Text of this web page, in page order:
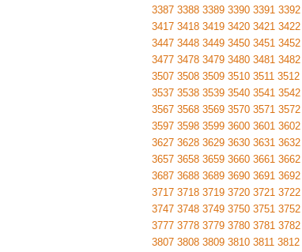
3387 3388 3389 3390 3391 3392
3417 3418 3419 3420 3421 3422
3447 3448 3449 3450 3451 3452
3477 3478 3479 3480 3481 3482
3507 3508 3509 3510 3511 3512
3537 3538 3539 3540 3541 3542
3567 3568 3569 3570 3571 3572
3597 3598 3599 3600 3601 3602
3627 3628 3629 3630 3631 3632
3657 3658 3659 3660 3661 3662
3687 3688 3689 3690 3691 3692
3717 3718 3719 3720 3721 3722
3747 3748 3749 3750 3751 3752
3777 3778 3779 3780 3781 3782
3807 3808 3809 3810 3811 3812